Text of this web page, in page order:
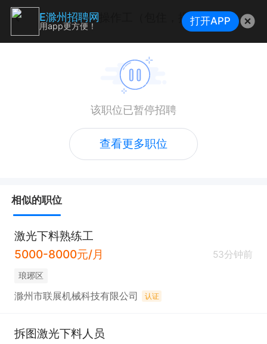
激光切割操作工（包住，提供工作餐）
该职位已暂停招聘
查看更多职位
相似的职位
激光下料熟练工
5000-8000元/月
53分钟前
琅琊区
滁州市联展机械科技有限公司 认证
拆图激光下料人员
E滁州招聘网
用app更方便！ 打开APP